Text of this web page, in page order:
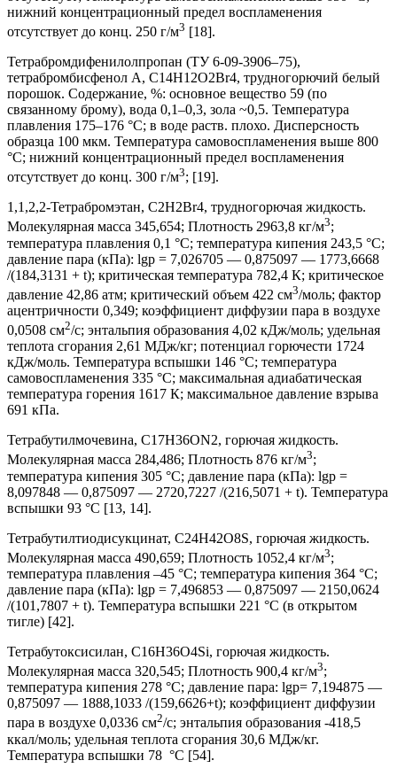
нижний концентрационный предел воспламенения
отсутствует до конц. 250 г/м3 [18].
Тетрабромдифенилолпропан (ТУ 6-09-3906–75),
тетрабромбисфенол A, C14H12O2Br4, трудногорючий белый
порошок. Содержание, %: основное вещество 59 (по
связанному брому), вода 0,1–0,3, зола ~0,5. Температура
плавления 175–176 °С; в воде раств. плохо. Дисперсность
образца 100 мкм. Температура самовоспламенения выше 800
°С; нижний концентрационный предел воспламенения
отсутствует до конц. 300 г/м3; [19].
1,1,2,2-Тетрабромэтан, C2H2Br4, трудногорючая жидкость.
Молекулярная масса 345,654; Плотность 2963,8 кг/м3;
температура плавления 0,1 °С; температура кипения 243,5 °С;
давление пара (кПа): lgp = 7,026705 — 0,875097 — 1773,6668
/(184,3131 + t); критическая температура 782,4 К; критическое
давление 42,86 атм; критический объем 422 см3/моль; фактор
ацентричности 0,349; коэффициент диффузии пара в воздухе
0,0508 см2/с; энтальпия образования 4,02 кДж/моль; удельная
теплота сгорания 2,61 МДж/кг; потенциал горючести 1724
кДж/моль. Температура вспышки 146 °С; температура
самовоспламенения 335 °С; максимальная адиабатическая
температура горения 1617 К; максимальное давление взрыва
691 кПа.
Тетрабутилмочевина, C17H36ON2, горючая жидкость.
Молекулярная масса 284,486; Плотность 876 кг/м3;
температура кипения 305 °С; давление пара (кПа): lgp =
8,097848 — 0,875097 — 2720,7227 /(216,5071 + t). Температура
вспышки 93 °С [13, 14].
Тетрабутилтиодисукцинат, C24H42O8S, горючая жидкость.
Молекулярная масса 490,659; Плотность 1052,4 кг/м3;
температура плавления –45 °С; температура кипения 364 °С;
давление пара (кПа): lgp = 7,496853 — 0,875097 — 2150,0624
/(101,7807 + t). Температура вспышки 221 °С (в открытом
тигле) [42].
Тетрабутоксисилан, C16H36O4Si, горючая жидкость.
Молекулярная масса 320,545; Плотность 900,4 кг/м3;
температура кипения 278 °С; давление пара: lgp= 7,194875 —
0,875097 — 1888,1033 /(159,6626+t); коэффициент диффузии
пара в воздухе 0,0336 см2/с; энтальпия образования -418,5
ккал/моль; удельная теплота сгорания 30,6 МДж/кг.
Температура вспышки 78 °С [54].